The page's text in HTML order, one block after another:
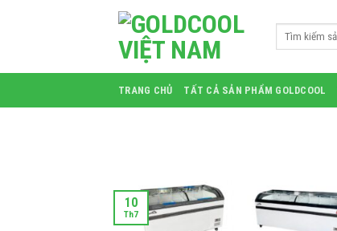
Search
TRANG CHỦ TẤT CẢ SẢN PHẨM GOLDCOOL
10
Th7